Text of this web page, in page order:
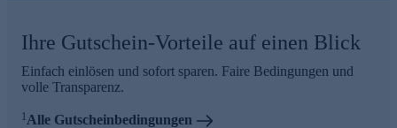
Ihre Gutschein-Vorteile auf einen Blick
Einfach einlösen und sofort sparen. Faire Bedingungen und
volle Transparenz.
1Alle Gutscheinbedingungen